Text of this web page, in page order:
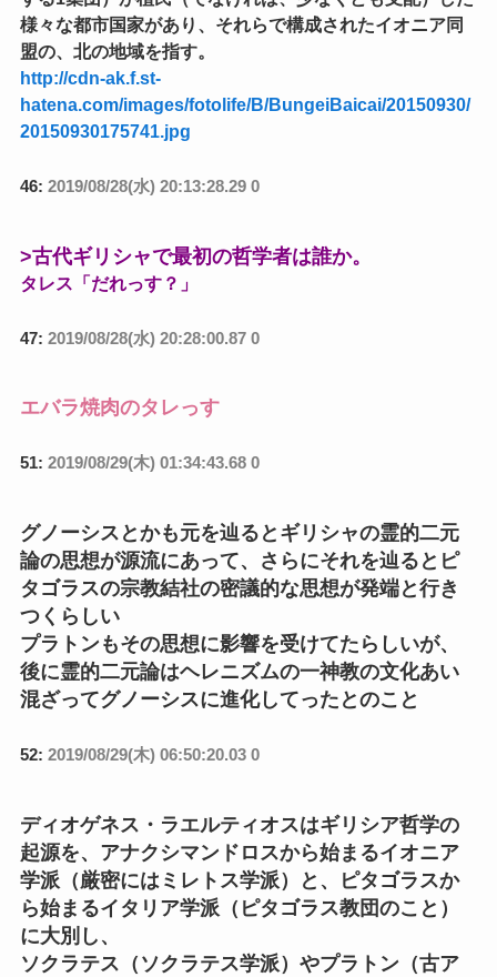
様々な都市国家があり、それらで構成されたイオニア同
盟の、北の地域を指す。
http://cdn-ak.f.st-
hatena.com/images/fotolife/B/BungeiBaicai/20150930/
20150930175741.jpg
46: 2019/08/28(水) 20:13:28.29 0
>古代ギリシャで最初の哲学者は誰か。
タレス「だれっす？」
47: 2019/08/28(水) 20:28:00.87 0
エバラ焼肉のタレっす
51: 2019/08/29(木) 01:34:43.68 0
グノーシスとかも元を辿るとギリシャの霊的二元
論の思想が源流にあって、さらにそれを辿るとピ
タゴラスの宗教結社の密議的な思想が発端と行き
つくらしい
プラトンもその思想に影響を受けてたらしいが、
後に霊的二元論はヘレニズムの一神教の文化あい
混ざってグノーシスに進化してったとのこと
52: 2019/08/29(木) 06:50:20.03 0
ディオゲネス・ラエルティオスはギリシア哲学の
起源を、アナクシマンドロスから始まるイオニア
学派（厳密にはミレトス学派）と、ピタゴラスか
ら始まるイタリア学派（ピタゴラス教団のこと）
に大別し、
ソクラテス（ソクラテス学派）やプラトン（古ア